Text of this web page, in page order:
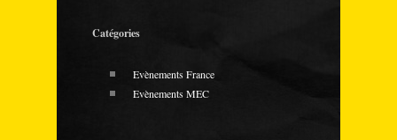
Catégories
Evènements France
Evènements MEC